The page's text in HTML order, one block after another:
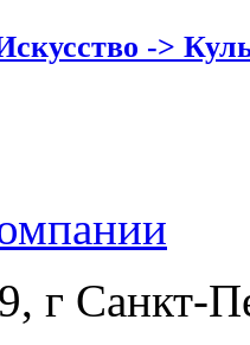
->
г Санкт-